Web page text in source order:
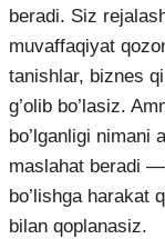
beradi. Siz
muvaffaqiyat
tanishlar, biznes
g’olib bo’lasiz.
bo’lganligi nimani
maslahat beradi
bo’lishga harakat
bilan qoplanasiz.